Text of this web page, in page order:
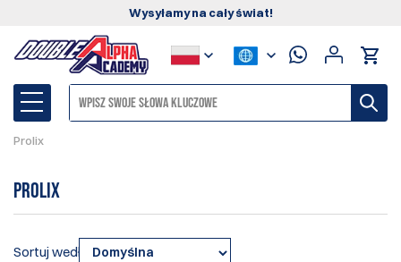
Wysyłamy na cały świat!
Prolix
Prolix
Sortuj według